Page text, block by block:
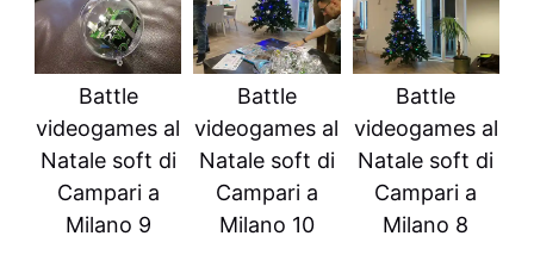
Battle
videogames al
Natale soft di
Campari a
Milano 9
Battle
videogames al
Natale soft di
Campari a
Milano 10
Battle
videogames al
Natale soft di
Campari a
Milano 8